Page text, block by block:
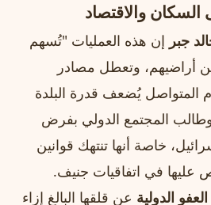
السكان والاقتصاد
جبر إن هذه العمليات "تُسهم
أراضيهم، وتعطل مصادر
المتواصل يُضعف قدرة البلدة
المجتمع الدولي بفرض
خاصة أنها تنتهك قوانين
عليها في اتفاقيات جنيف.
الدولية عن قلقها البالغ إزاء